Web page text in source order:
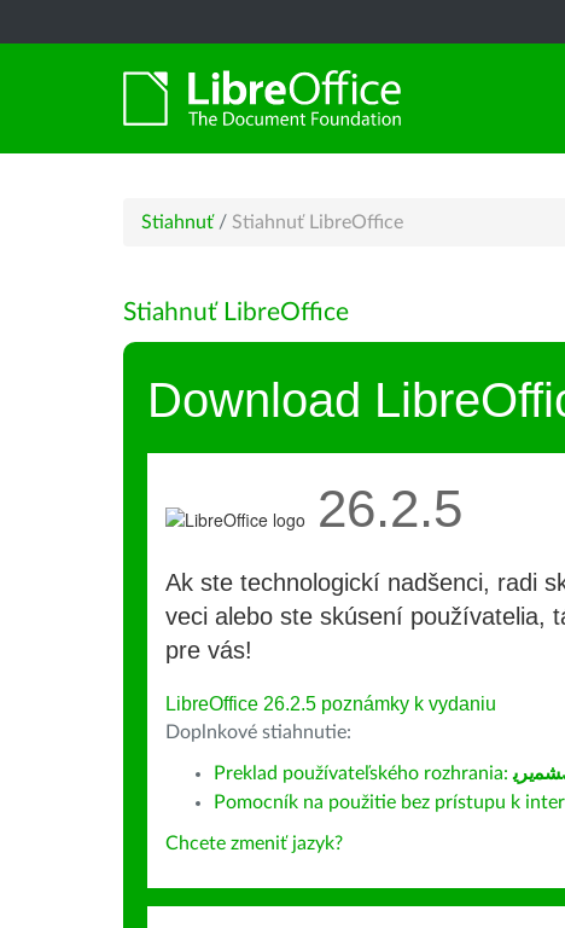
Stiahnuť / Stiahnuť LibreOffice
Stiahnuť LibreOffice
Download
26.2.5
Ak ste technologickí nadšenci, radi
veci alebo ste skúsení používatelia,
pre vás!
LibreOffice 26.2.5 poznámky k vydaniu
Doplnkové stiahnutie:
Preklad používateľského rozhrania:
Pomocník na použitie bez prístupu k
Chcete zmeniť jazyk?